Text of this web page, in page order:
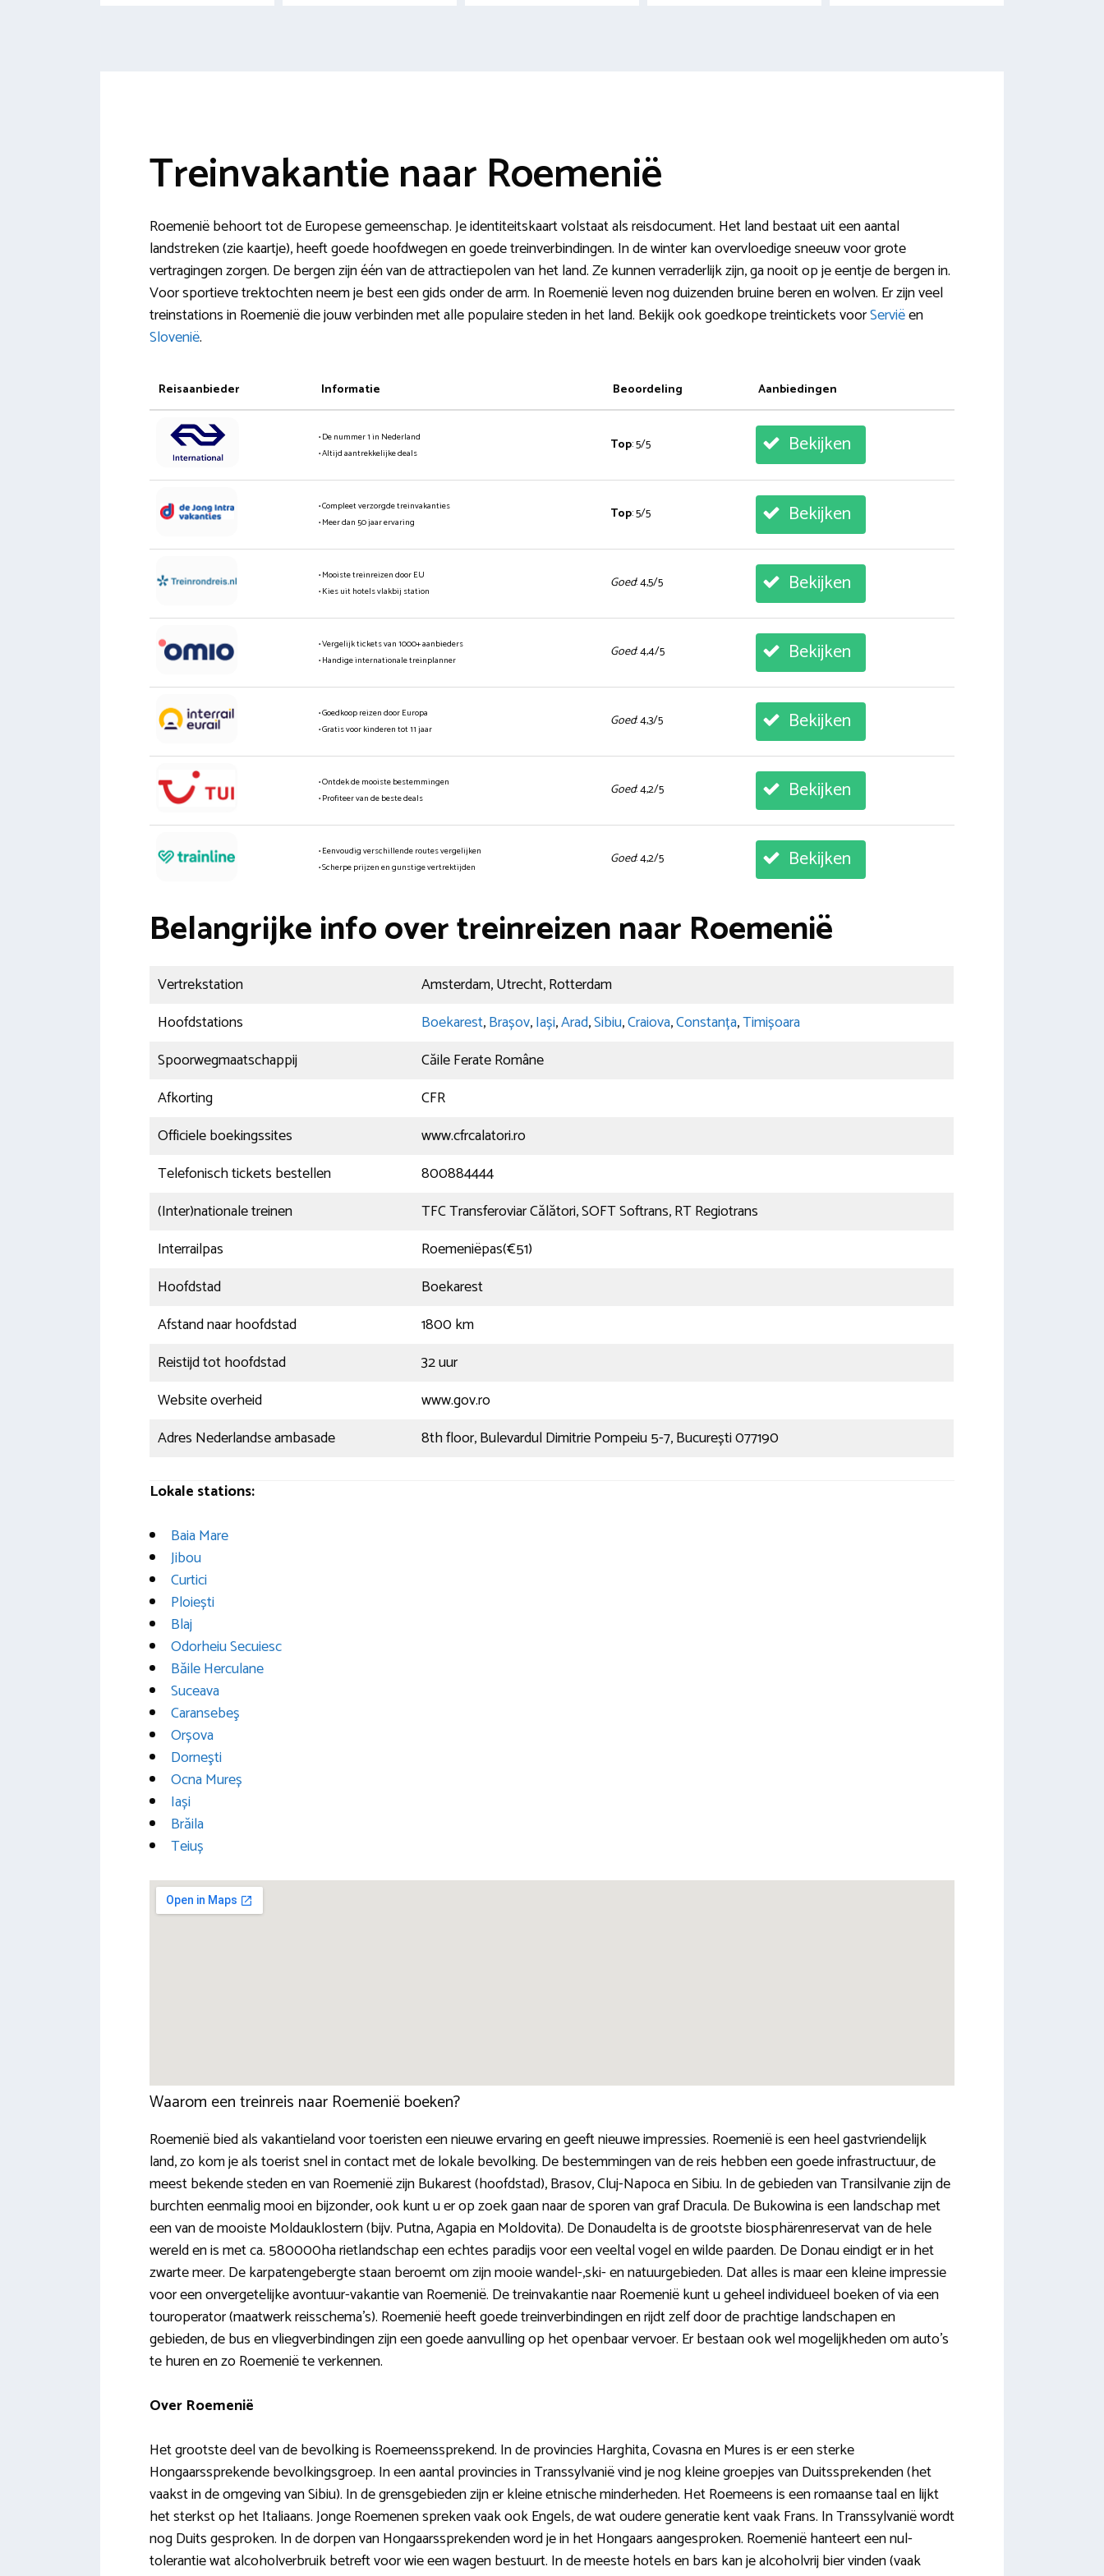
Treinvakantie naar Roemenië
Roemenië behoort tot de Europese gemeenschap. Je identiteitskaart volstaat als reisdocument. Het land bestaat uit een aantal
landstreken (zie kaartje), heeft goede hoofdwegen en goede treinverbindingen. In de winter kan overvloedige sneeuw voor grote
vertragingen zorgen. De bergen zijn één van de attractiepolen van het land. Ze kunnen verraderlijk zijn, ga nooit op je eentje de bergen in.
Voor sportieve trektochten neem je best een gids onder de arm. In Roemenië leven nog duizenden bruine beren en wolven. Er zijn veel
treinstations in Roemenië die jouw verbinden met alle populaire steden in het land. Bekijk ook goedkope treintickets voorServiëen
Slovenië.
Reisaanbieder Informatie Beoordeling Aanbiedingen
• De nummer 1 in Nederland
• Altijd aantrekkelijke deals
Top: 5/5 Bekijken
• Compleet verzorgde treinvakanties
• Meer dan 50 jaar ervaring
Top: 5/5 Bekijken
• Mooiste treinreizen door EU
• Kies uit hotels vlakbij station
Goed: 4,5/5 Bekijken
• Vergelijk tickets van 1000+ aanbieders
• Handige internationale treinplanner
Goed: 4,4/5 Bekijken
• Goedkoop reizen door Europa
• Gratis voor kinderen tot 11 jaar
Goed: 4,3/5 Bekijken
• Ontdek de mooiste bestemmingen
• Profiteer van de beste deals
Goed: 4,2/5 Bekijken
• Eenvoudig verschillende routes vergelijken
• Scherpe prijzen en gunstige vertrektijden
Goed: 4,2/5 Bekijken
Belangrijke info over treinreizen naar Roemenië
Vertrekstation
Amsterdam, Utrecht, Rotterdam
Hoofdstations
Boekarest,Brașov,Iași,Arad,Sibiu,Craiova,Constanța,Timișoara
Spoorwegmaatschappij
Căile Ferate Române
Afkorting
CFR
Officiele boekingssites
www.cfrcalatori.ro
Telefonisch tickets bestellen
800884444
(Inter)nationale treinen
TFC Transferoviar Călători, SOFT Softrans, RT Regiotrans
Interrailpas
Roemeniëpas(€51)
Hoofdstad
Boekarest
Afstand naar hoofdstad
1800 km
Reistijd tot hoofdstad
32 uur
Website overheid
www.gov.ro
Adres Nederlandse ambasade
8th floor, Bulevardul Dimitrie Pompeiu 5-7, București 077190
Lokale stations:
Baia Mare
Jibou
Curtici
Ploiești
Blaj
Odorheiu Secuiesc
Băile Herculane
Suceava
Caransebeş
Orșova
Dorneşti
Ocna Mureș
Iași
Brăila
Teiuș
Waarom een treinreis naar Roemenië boeken?
Roemenië bied als vakantieland voor toeristen een nieuwe ervaring en geeft nieuwe impressies. Roemenië is een heel gastvriendelijk
land, zo kom je als toerist snel in contact met de lokale bevolking. De bestemmingen van de reis hebben een goede infrastructuur, de
meest bekende steden en van Roemenië zijn Bukarest (hoofdstad), Brasov, Cluj-Napoca en Sibiu. In de gebieden van Transilvanie zijn de
burchten eenmalig mooi en bijzonder, ook kunt u er op zoek gaan naar de sporen van graf Dracula. De Bukowina is een landschap met
een van de mooiste Moldauklostern (bijv. Putna, Agapia en Moldovita). De Donaudelta is de grootste biosphärenreservat van de hele
wereld en is met ca. 580000ha rietlandschap een echtes paradijs voor een veeltal vogel en wilde paarden. De Donau eindigt er in het
zwarte meer. De karpatengebergte staan beroemt om zijn mooie wandel-,ski- en natuurgebieden. Dat alles is maar een kleine impressie
voor een onvergetelijke avontuur-vakantie van Roemenië. De treinvakantie naar Roemenië kunt u geheel individueel boeken of via een
touroperator (maatwerk reisschema’s). Roemenië heeft goede treinverbindingen en rijdt zelf door de prachtige landschapen en
gebieden, de bus en vliegverbindingen zijn een goede aanvulling op het openbaar vervoer. Er bestaan ook wel mogelijkheden om auto’s
te huren en zo Roemenië te verkennen.
Over Roemenië
Het grootste deel van de bevolking is Roemeenssprekend. In de provincies Harghita, Covasna en Mures is er een sterke
Hongaarssprekende bevolkingsgroep. In een aantal provincies in Transsylvanië vind je nog kleine groepjes van Duitssprekenden (het
vaakst in de omgeving van Sibiu). In de grensgebieden zijn er kleine etnische minderheden. Het Roemeens is een romaanse taal en lijkt
het sterkst op het Italiaans. Jonge Roemenen spreken vaak ook Engels, de wat oudere generatie kent vaak Frans. In Transsylvanië wordt
nog Duits gesproken. In de dorpen van Hongaarssprekenden word je in het Hongaars aangesproken. Roemenië hanteert een nul-
tolerantie wat alcoholverbruik betreft voor wie een wagen bestuurt. In de meeste hotels en bars kan je alcoholvrij bier vinden (vaak